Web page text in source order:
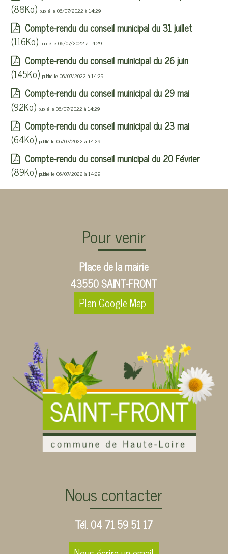
(88Ko)publié le 06/07/2022 à 14:29
Compte-rendu du conseil municipal du 31 juillet
(116Ko)publié le 06/07/2022 à 14:29
Compte-rendu du conseil muinicipal du 26 juin
(145Ko)publié le 06/07/2022 à 14:29
Compte-rendu du conseil muinicipal du 29 mai
(92Ko)publié le 06/07/2022 à 14:29
Compte-rendu du conseil muinicipal du 23 mai
(64Ko)publié le 06/07/2022 à 14:29
Compte-rendu du conseil municipal du 20 Février
(89Ko)publié le 06/07/2022 à 14:29
Pour venir
Place de la mairie
43550 SAINT-FRONT
Plan Google Map
Nous contacter
Tél. 04 71 59 51 17